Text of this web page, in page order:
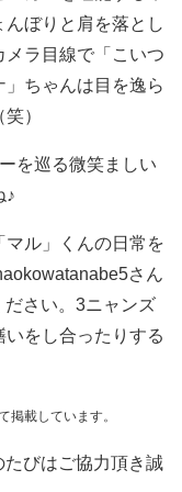
ぼりと肩を落とし
ラ目線で「こいつ
ちゃんは目を逸ら
）
を巡る微笑ましい
♪
マル」くんの日常を
さん
さい。3ニャンズ
をし合ったりする
載しています。
びはご協力頂き誠